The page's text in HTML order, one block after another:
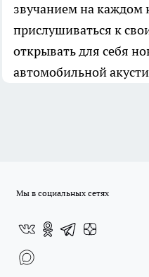
звучанием на каждом
прислушиваться к
открывать для себя
автомобильной
Мы в социальных сетях